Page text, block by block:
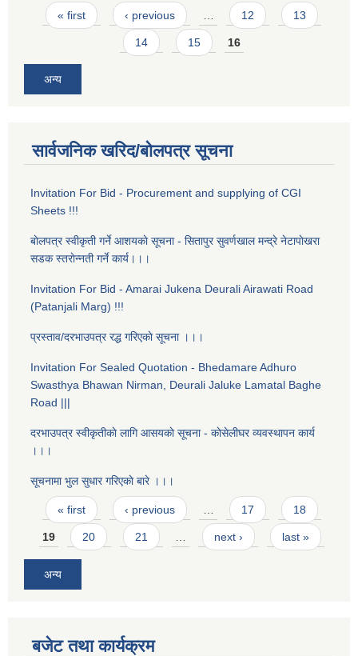
Pages
« first ‹ previous 12 13
14 15 16
अन्य
सार्वजनिक खरिद/बोलपत्र सूचना
Invitation For Bid - Procurement and supplying of CGI
Sheets !!!
बाेलपत्र स्वीकृती गर्ने आशयकाे सूचना - सितापुर सुवर्णखाल मन्द्रे नेटापाेखरा
सडक स्तराेन्नती गर्ने कार्य।।।
Invitation For Bid - Amarai Jukena Deurali Airawati Road
(Patanjali Marg) !!!
प्रस्ताव/दरभाउपत्र रद्ध गरिएकाे सूचना ।।।
Invitation For Sealed Quotation - Bhedamare Adhuro
Swasthya Bhawan Nirman, Deurali Jaluke Lamatal Baghe
Road |||
दरभाउपत्र स्वीकृतीकाे लागि आसयकाे सूचना - काेसेलीघर व्यवस्थापन कार्य
।।।
सूचनामा भुल सुधार गरिएकाे बारे ।।।
Pages
« first ‹ previous … 17 18
19 20 21 … next › last »
अन्य
बजेट तथा कार्यक्रम